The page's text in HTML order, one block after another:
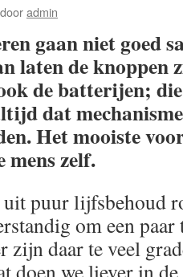
dooradmin
gaan niet goed
laten de knoppen
de batterijen;
dat
Het mooiste
mens zelf.
puur lijfsbehoud
om een paar
zijn daar te veel
doen we liever in